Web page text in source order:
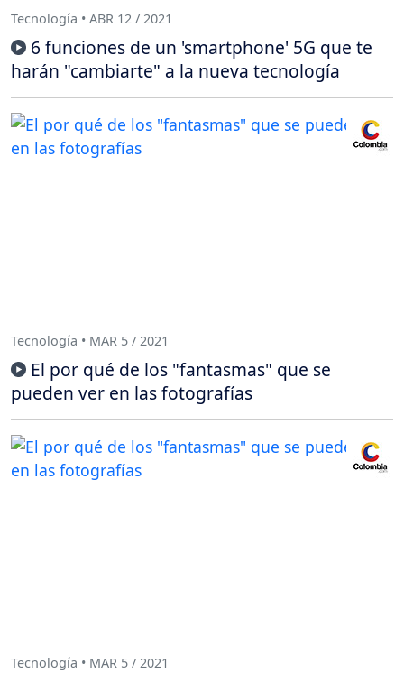
Tecnología • ABR 12 / 2021
6 funciones de un 'smartphone' 5G que te
harán "cambiarte" a la nueva tecnología
Tecnología • MAR 5 / 2021
El por qué de los "fantasmas" que se
pueden ver en las fotografías
Tecnología • MAR 5 / 2021